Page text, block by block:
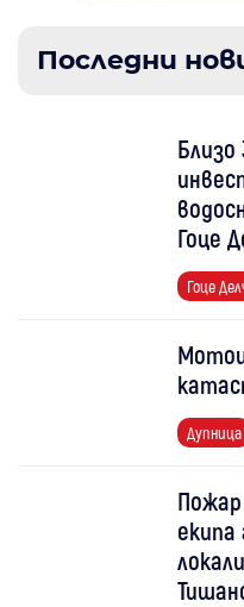
Последни
Гоце
Гоце
Дупница
екипа